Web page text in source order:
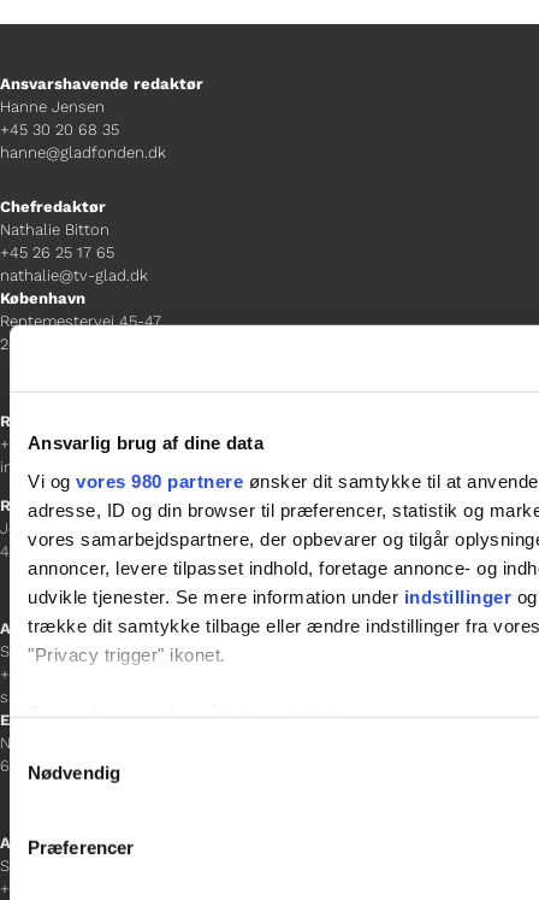
Ansvarlig brug af dine data
Vi og vores 980 partnere ønsker dit samtykke til at
adresse, ID og din browser til præferencer, statistik og
vores samarbejdspartnere, der opbevarer og tilgår
annoncer, levere tilpasset indhold, foretage annonce- og
udvikle tjenester. Se mere information under indstillinger
trække dit samtykke tilbage eller ændre indstillinger fra
"Privacy trigger" ikonet.
Vi bruger cookies til at tilpasse vores indhold og annoncer,
data med andre oplysninger, du har givet dem, eller som de
Samtykkevalg
Nødvendig
Præferencer
Ansvarshavende redaktør
Hanne Jensen
+45 30 20 68 35
hanne@gladfonden.dk
Chefredaktør
Nathalie Bitton
+45 26 25 17 65
nathalie@tv-glad.dk
København
Rentemestervej 45-47
2400 NV
Receptionen
+45 38 12 01 00
information@gladfonden.dk
Ringsted
Jernbanevej 8
4100 Ringsted
Afdelingschef
Sacha Lohmann Weiss
+45 40 27 91 11
sacha.lw@gladfonden.dk
Esbjerg
Norgesgade 1, 2. sal
6700 Esbjerg
Afdelingschef
Sanne Hansen
+45 23 69 19 35